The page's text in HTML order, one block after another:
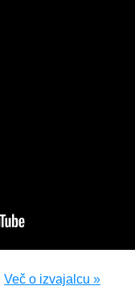
Več o izvajalcu »